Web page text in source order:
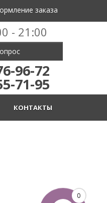
0
заказа
- 21:00
96-72
71-95
КОНТАКТЫ